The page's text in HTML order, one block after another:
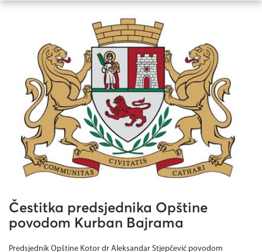
Čestitka predsjednika Opštine
povodom Kurban Bajrama
Predsjednik Opštine Kotor dr Aleksandar Stjepčević povodom